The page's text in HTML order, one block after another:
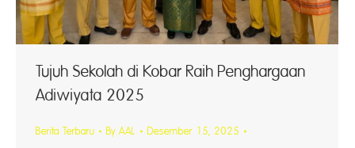
Tujuh Sekolah di Kobar Raih Penghargaan
Adiwiyata 2025
Berita Terbaru By AAL Desember 15, 2025